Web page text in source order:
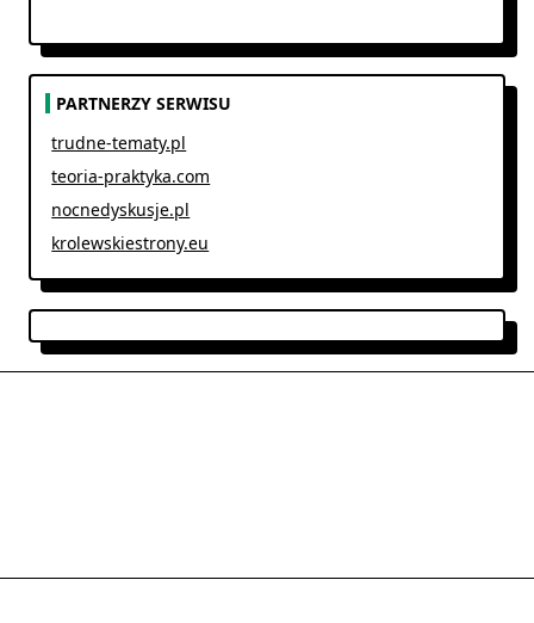
PARTNERZY SERWISU
trudne-tematy.pl
teoria-praktyka.com
nocnedyskusje.pl
krolewskiestrony.eu